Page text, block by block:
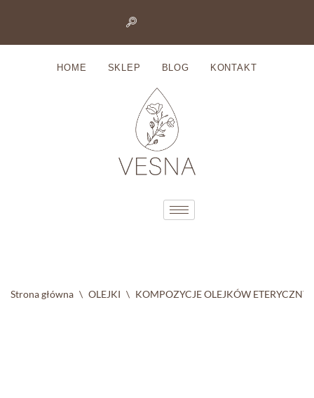
HOME SKLEP BLOG KONTAKT
Strona główna \ OLEJKI \ KOMPOZYCJE OLEJKÓW